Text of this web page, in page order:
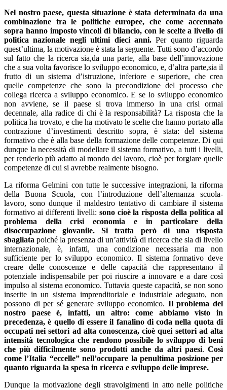
Nel nostro paese, questa situazione è stata determinata da una
combinazione tra le politiche europee, che come accennato
sopra hanno imposto vincoli di bilancio, con le scelte a livello di
politica nazionale negli ultimi dieci anni.Per quanto riguarda
quest’ultima, la motivazione è stata la seguente. Tutti sono d’accordo
sul fatto che la ricerca sia,da una parte, alla base dell’innovazione
che a sua volta favorisce lo sviluppo economico, e, d’altra parte,sia il
frutto di un sistema d’istruzione, inferiore e superiore, che crea
quelle competenze che sono la precondizione del processo che
collega ricerca a sviluppo economico. E se lo sviluppo economico
non avviene, se il paese si trova immerso in una crisi ormai
decennale, alla radice di chi è la responsabilità? La risposta che la
politica ha trovato, e che ha motivato le scelte che hanno portato alla
contrazione d’investimenti descritto sopra, è stata: del sistema
formativo che è alla base della formazione delle competenze. Di qui
dunque la necessità di modellare il sistema formativo, a tutti i livelli,
per renderlo più adatto al mondo del lavoro, cioè per forgiare quelle
competenze di cui si avrebbe realmente bisogno.
La riforma Gelmini con tutte le successive integrazioni, la riforma
della Buona Scuola, con l’introduzione dell’alternanza scuola-
lavoro, sono dunque il maldestro tentativo di cambiare il sistema
formativo ai differenti livelli: sono cioè la risposta della politica al
problema della crisi economia e in particolare della
disoccupazione giovanile. Si tratta però di una risposta
sbagliata poiché la presenza di un’attività di ricerca che sia di livello
internazionale, è, infatti, una condizione necessaria ma non
sufficiente per lo sviluppo economico. Il sistema formativo deve
creare delle conoscenze e delle capacità che rappresentano il
potenziale indispensabile per poi riuscire a innovare e a dare così
impulso al sistema economico. Tuttavia queste capacità, se non sono
inserite in un sistema imprenditoriale e industriale adeguato, non
possono di per sé generare sviluppo economico. Il problema del
nostro paese è, infatti, un altro: come abbiamo visto in
precedenza, è quello di essere il fanalino di coda nella quota di
occupati nei settori ad alta conoscenza, cioè quei settori ad alta
intensità tecnologica che rendono possibile lo sviluppo di beni
che più difficilmente sono prodotti anche da altri paesi.Così
come l’Italia “eccelle” nell’occupare la penultima posizione per
quanto riguarda la spesa in ricerca e sviluppo delle imprese.
Dunque la motivazione degli stravolgimenti in atto nelle politiche